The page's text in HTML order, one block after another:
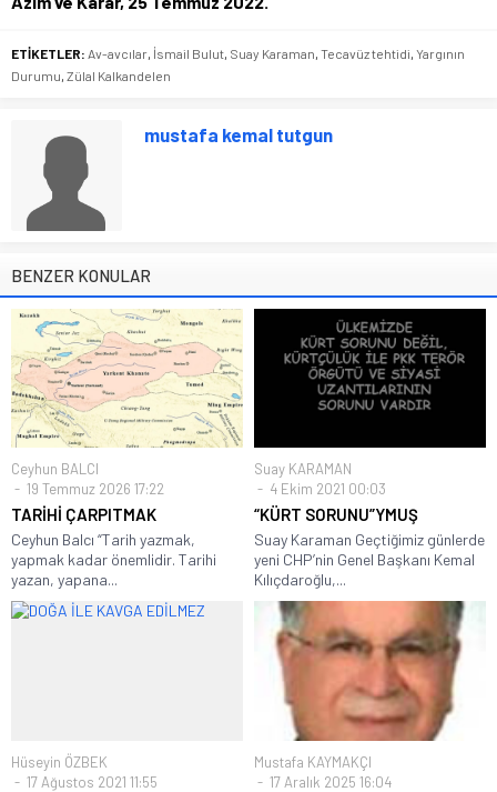
ETİKETLER: Av-avcılar İsmail Bulut Suay Karaman Tecavüz tehtidi Yargının
Durumu Zülal Kalkandelen
mustafa kemal tutgun
BENZER KONULAR
Ceyhun BALCI
19 Temmuz 2026 17:22
TARİHİ ÇARPITMAK
Ceyhun Balcı “Tarih yazmak,
yapmak kadar önemlidir. Tarihi
yazan, yapana...
Suay KARAMAN
4 Ekim 2021 00:03
“KÜRT SORUNU”YMUŞ
Suay Karaman Geçtiğimiz günlerde
yeni CHP’nin Genel Başkanı Kemal
Kılıçdaroğlu,...
Hüseyin ÖZBEK
17 Ağustos 2021 11:55
Mustafa KAYMAKÇI
17 Aralık 2025 16:04